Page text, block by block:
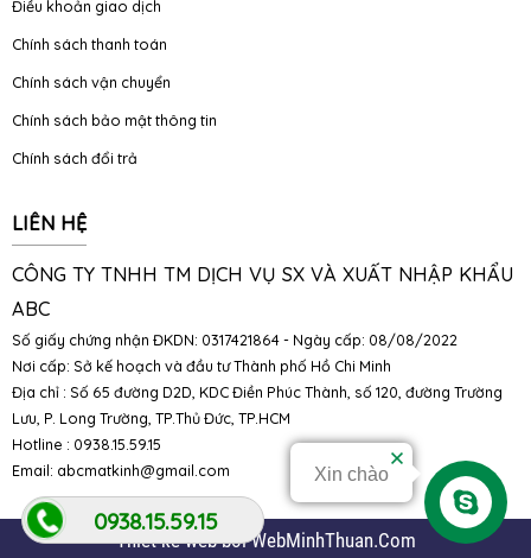
Điều khoản giao dịch
Chính sách thanh toán
Chính sách vận chuyển
Chính sách bảo mật thông tin
Chính sách đổi trả
LIÊN HỆ
CÔNG TY TNHH TM DỊCH VỤ SX VÀ XUẤT NHẬP KHẨU
ABC
Số giấy chứng nhận ĐKDN: 0317421864 - Ngày cấp: 08/08/2022
Nơi cấp: Sở kế hoạch và đầu tư Thành phố Hồ Chi Minh
Địa chỉ : Số 65 đường D2D, KDC Điền Phúc Thành, số 120, đường Trường
Lưu, P. Long Trường, TP.Thủ Đức, TP.HCM
Hotline : 0938.15.59.15
Email: abcmatkinh@gmail.com
Thiết kế webbởiWebMinhThuan.Com
Xin chào
0938.15.59.15